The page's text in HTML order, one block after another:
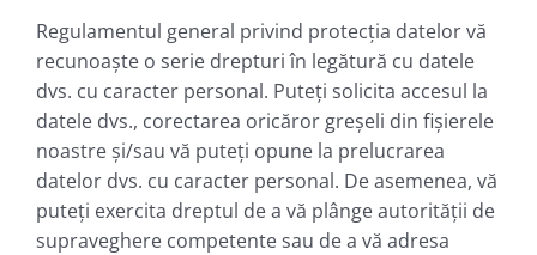
Regulamentul general privind protecția datelor vă
recunoaște o serie drepturi în legătură cu datele
dvs. cu caracter personal. Puteți solicita accesul la
datele dvs., corectarea oricăror greșeli din fișierele
noastre și/sau vă puteți opune la prelucrarea
datelor dvs. cu caracter personal. De asemenea, vă
puteți exercita dreptul de a vă plânge autorității de
supraveghere competente sau de a vă adresa